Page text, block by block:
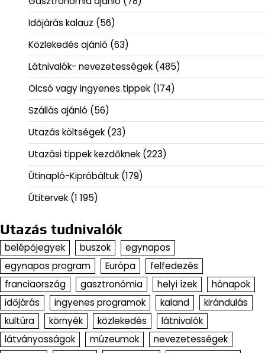
Időjárás kalauz (56)
Közlekedés ajánló (63)
Látnivalók- nevezetességek (485)
Olcsó vagy ingyenes tippek (174)
Szállás ajánló (56)
Utazás költségek (23)
Utazási tippek kezdőknek (223)
Útinapló-Kipróbáltuk (179)
Útitervek (1 195)
Utazás tudnivalók
belépőjegyek buszok
egynapos
egynapos program
Európa
felfedezés
franciaország
gasztronómia helyi ízek
hónapok
időjárás
ingyenes programok kaland
kirándulás
kultúra
környék közlekedés
látnivalók
látványosságok
múzeumok
nevezetességek